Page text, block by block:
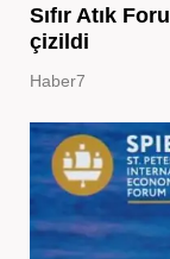
Sıfır Atık
çizildi
Haber7